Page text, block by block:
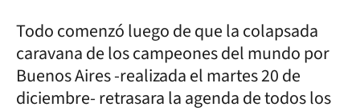
Todo comenzó luego de que la colapsada
caravana de los campeones del mundo por
Buenos Aires -realizada el martes 20 de
diciembre- retrasara la agenda de todos los